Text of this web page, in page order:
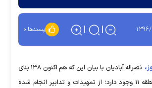
۲۴ پسندها:۰
نصراله آبادیان با بیان این که هم اکنون ۱۳۸ بنای
تجاری ناایمن در منطقه ۱۱ وجود دارد؛ از تمهیدات و تدابیر انجام شده